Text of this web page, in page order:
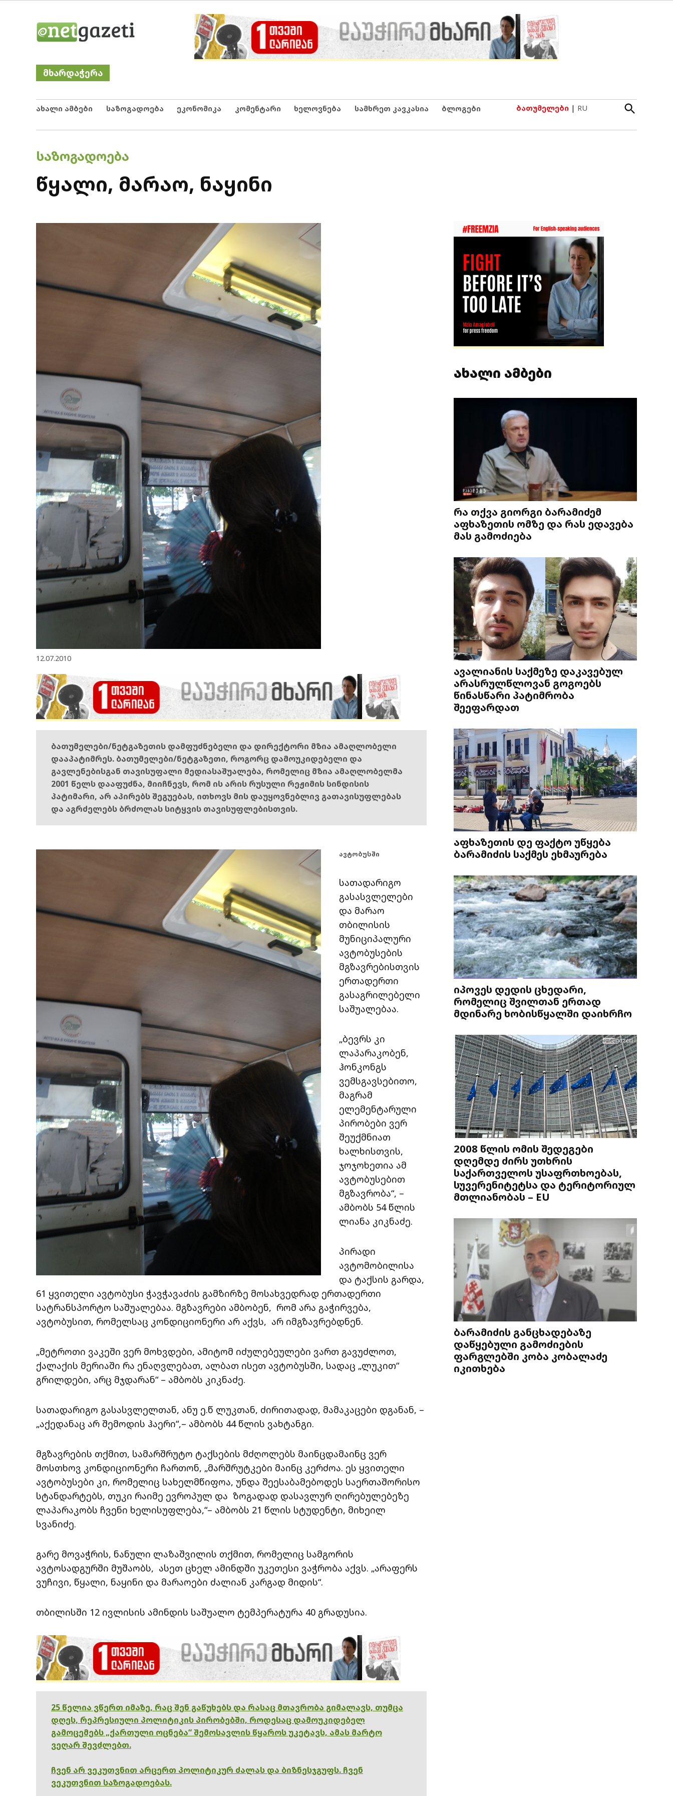
Netgazeti
მხარდაჭერა
ახალი ამბები საზოგადოება ეკონომიკა კომენტარი ხელოვნება სამხრეთ კავკასია ბლოგები ბათუმელები | RU
Open
Search
POSTED
ᲡᲐᲖᲝᲒᲐᲓᲝᲔᲑᲐ
წყალი, მარაო, ნაყინი
12.07.2010
ბათუმელები/ნეტგაზეთის დამფუძნებელი და დირექტორი მზია ამაღლობელი
დააპატიმრეს. ბათუმელები/ნეტგაზეთი, როგორც დამოუკიდებელი და
გავლენებისგან თავისუფალი მედიასაშუალება, რომელიც მზია ამაღლობელმა
2001 წელს დააფუძნა, მიიჩნევს, რომ ის არის რუსული რეჟიმის სინდისის
პატიმარი, არ აპირებს შეგუებას, ითხოვს მის დაუყოვნებლივ გათავისუფლებას
და აგრძელებს ბრძოლას სიტყვის თავისუფლებისთვის.
ავტობუსში
სათადარიგო
გასასვლელები
და მარაო
თბილისის
მუნიციპალური
ავტობუსების
მგზავრებისთვის
ერთადერთი
გასაგრილებელი
საშუალებაა.
„ბევრს კი
ლაპარაკობენ,
ჰონკონგს
ვემსგავსებითო,
მაგრამ
ელემენტარული
პირობები ვერ
შეუქმნიათ
ხალხისთვის,
ჯოჯოხეთია ამ
ავტობუსებით
მგზავრობა“, –
ამბობს 54 წლის
ლიანა კიკნაძე.
პირადი
ავტომობილისა
და ტაქსის გარდა,
61 ყვითელი ავტობუსი ჭავჭავაძის გამზირზე მოსახვედრად ერთადერთი
სატრანსპორტო საშუალებაა. მგზავრები ამბობენ, რომ არა გაჭირვება,
ავტობუსით, რომელსაც კონდიციონერი არ აქვს, არ იმგზავრებდნენ.
„მეტროთი ვაკეში ვერ მოხვდები, ამიტომ იძულებეულები ვართ გავუძლოთ,
ქალაქის მერიაში რა ენაღვლებათ, ალბათ ისეთ ავტობუსში, სადაც „ლუკით“
გრილდები, არც მჯდარან“ – ამბობს კიკნაძე.
სათადარიგო გასასვლელთან, ანუ ე.წ ლუკთან, ძირითადად, მამაკაცები დგანან, –
„აქედანაც არ შემოდის ჰაერი“,– ამბობს 44 წლის ვახტანგი.
მგზავრების თქმით, სამარშრუტო ტაქსების მძღოლებს მაინცდამაინც ვერ
მოსთხოვ კონდიციონერი ჩართონ, „მარშრუტკები მაინც კერძოა. ეს ყვითელი
ავტობუსები კი, რომელიც სახელმწიფოა, უნდა შეესაბამებოდეს საერთაშორისო
სტანდარტებს, თუკი რაიმე ევროპულ და ზოგადად დასავლურ ღირებულებეზე
ლაპარაკობს ჩვენი ხელისუფლება,“– ამბობს 21 წლის სტუდენტი, მიხეილ
სვანიძე.
გარე მოვაჭრის, ნანული ლაზაშვილის თქმით, რომელიც სამგორის
ავტოსადგურში მუშაობს, ასეთ ცხელ ამინდში უკეთესი ვაჭრობა აქვს. „არაფერს
ვუჩივი, წყალი, ნაყინი და მარაოები ძალიან კარგად მიდის“.
თბილისში 12 ივლისის ამინდის საშუალო ტემპერატურა 40 გრადუსია.
25 წელია ვწერთ იმაზე, რაც შენ გაწუხებს და რასაც მთავრობა გიმალავს, თუმცა
დღეს, რეპრესიული პოლიტიკის პირობებში, როდესაც დამოუკიდებელ
გამოცემებს „ქართული ოცნება“ შემოსავლის წყაროს უკეტავს, ამას მარტო
ვეღარ შევძლებთ.
ჩვენ არ ვეკუთვნით არცერთ პოლიტიკურ ძალას და ბიზნესჯგუფს. ჩვენ
ვეკუთვნით საზოგადოებას.
ახალი ამბები
რა თქვა გიორგი ბარამიძემ
აფხაზეთის ომზე და რას ედავება
მას გამოძიება
ავალიანის საქმეზე დაკავებულ
არასრულწლოვან გოგოებს
წინასწარი პატიმრობა
შეეფარდათ
აფხაზეთის დე ფაქტო უწყება
ბარამიძის საქმეს ეხმაურება
იპოვეს დედის ცხედარი,
რომელიც შვილთან ერთად
მდინარე ხობისწყალში დაიხრჩო
2008 წლის ომის შედეგები
დღემდე ძირს უთხრის
საქართველოს უსაფრთხოებას,
სუვერენიტეტსა და ტერიტორიულ
მთლიანობას – EU
ბარამიძის განცხადებაზე
დაწყებული გამოძიების
ფარგლებში კობა კობალაძე
იკითხება